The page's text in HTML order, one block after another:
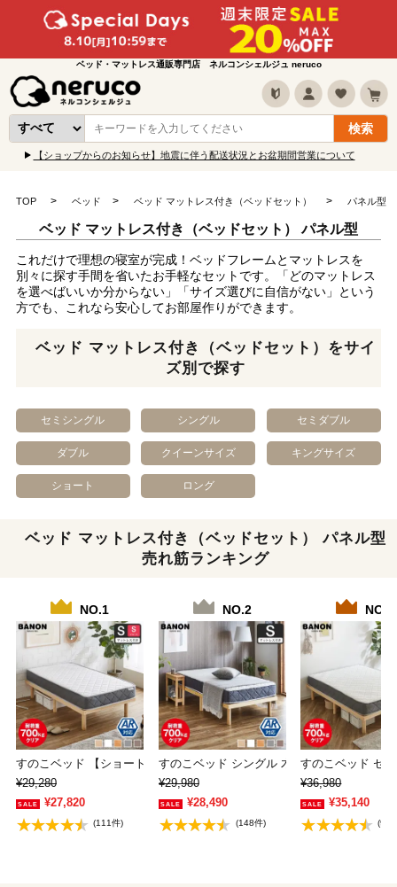
ベッド・マットレス通販専門店 ネルコンシェルジュ neruco
【ショップからのお知らせ】地震に伴う配送状況とお盆期間営業について
TOP ベッド ベッド マットレス付き（ベッドセット） パネル型
ベッド マットレス付き（ベッドセット） パネル型
これだけで理想の寝室が完成！ベッドフレームとマットレスを
別々に探す手間を省いたお手軽なセットです。「どのマットレス
を選べばいいか分からない」「サイズ選びに自信がない」という
方でも、これなら安心してお部屋作りができます。
ベッド マットレス付き（ベッドセット）をサイ
ズ別で探す
セミシングル シングル セミダブル
ダブル クイーンサイズ キングサイズ
ショート ロング
ベッド マットレス付き（ベッドセット） パネル型
売れ筋ランキング
NO.1
すのこベッド 【ショートシングル】 長さ180…
¥29,280
¥27,820
(111件)
NO.2
すのこベッド シングル 木製ベッド マットレ
¥29,980
¥28,490
(148件)
NO.3
すのこベッド セ
¥36,980
¥35,140
(92